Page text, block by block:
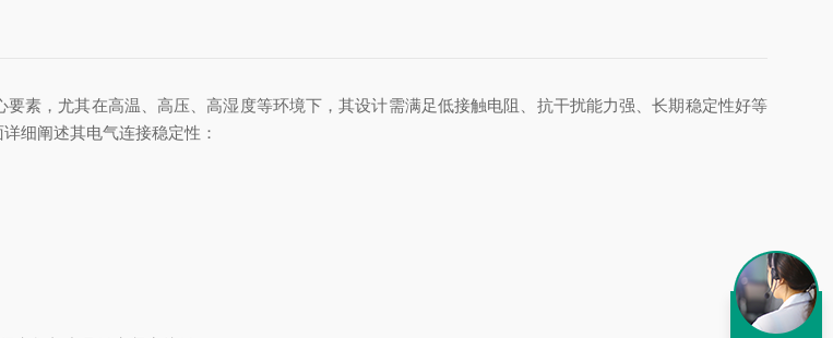
素，尤其在高温、高压、高湿度等环境下，其设计需满足低接触电阻、抗干扰能力强、长期稳定性好等
细阐述其电气连接稳定性：